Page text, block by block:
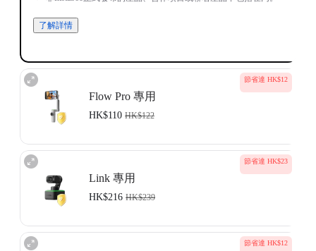
了解詳情
節省達 HK$12
Flow Pro 專用
HK$110 HK$122
Care 服務條款。
此服務僅適用於您已經成功購買了Insta360產品，並且產品未激活或者
激活時間不超過15日。服務購買完成以後，服務協議將會發送到您的指
定電郵地址，請您注意查收。
非Insta360正式發布的產品、合作項目或聯名產品不包括在內。
了解詳情
節省達 HK$23
Link 專用
HK$216 HK$239
。
此服務僅適用於您已經成功購買了的Insta360 Link，並且購買日期不超
節省達 HK$12